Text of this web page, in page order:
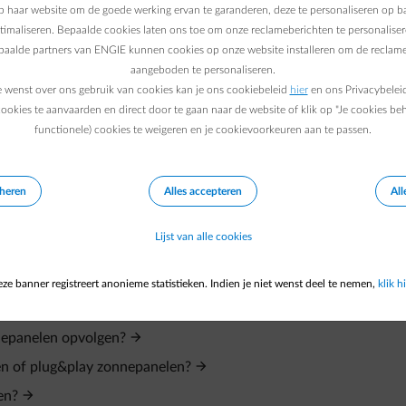
vertraging in de verwerking van nieuw aangemelde PV-
van ons ontvangen of een elektriciteitsfactuur ontvangen
we de gegevens van je installatie van de
brengen wij dit met terugwerkende kracht voor jou in
opvolgen?
of plug&play zonnepanelen?
haar website om de goede werking ervan te garanderen, deze te personaliseren op
Bepaalde cookies laten ons toe om onze reclameberichten te
partners van ENGIE kunnen cookies op onze website installeren om de
aangeboden te personaliseren.
over ons gebruik van cookies kan je ons cookiebeleid hieren ons
te aanvaarden en direct door te gaan naar de website of klik op "Je cookies
functionele) cookies te weigeren en je cookievoorkeuren aan te passen.
Alles accepteren
Lijst van alle cookies
banner registreert anonieme statistieken. Indien je niet wenst deel te nemen, klik